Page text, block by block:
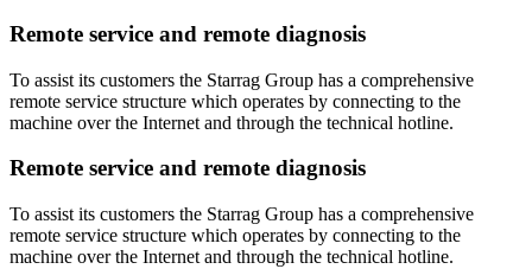
Remote service and remote diagnosis​
To assist its customers the Starrag Group has a comprehensive
remote service structure which operates by connecting to the
machine over the Internet and through the technical hotline.
Remote service and remote diagnosis​
To assist its customers the Starrag Group has a comprehensive
remote service structure which operates by connecting to the
machine over the Internet and through the technical hotline.